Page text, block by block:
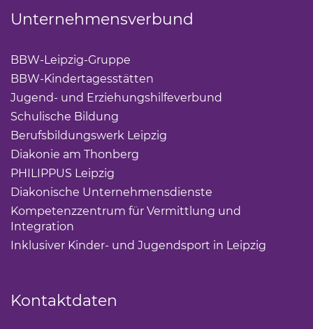
Unternehmensverbund
BBW-Leipzig-Gruppe
BBW-Kindertagesstätten
Jugend- und Erziehungshilfeverbund
Schulische Bildung
Berufsbildungswerk Leipzig
Diakonie am Thonberg
PHILIPPUS Leipzig
Diakonische Unternehmensdienste
Kompetenzzentrum für Vermittlung und
Integration
Inklusiver Kinder- und Jugendsport in Leipzig
Kontaktdaten